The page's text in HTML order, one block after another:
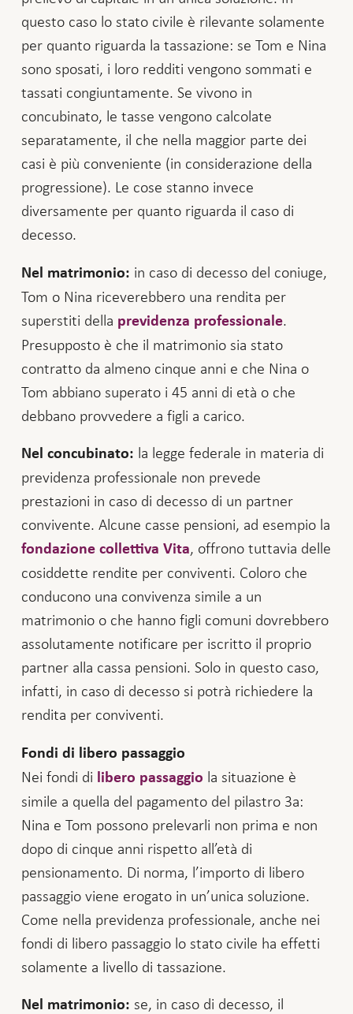
questo caso lo stato civile è rilevante solamente
per quanto riguarda la tassazione: se Tom e Nina
sono sposati, i loro redditi vengono sommati e
tassati congiuntamente. Se vivono in
concubinato, le tasse vengono calcolate
separatamente, il che nella maggior parte dei
casi è più conveniente (in considerazione della
progressione). Le cose stanno invece
diversamente per quanto riguarda il caso di
decesso.
Nel matrimonio: in caso di decesso del coniuge,
Tom o Nina riceverebbero una rendita per
superstiti della previdenza professionale.
Presupposto è che il matrimonio sia stato
contratto da almeno cinque anni e che Nina o
Tom abbiano superato i 45 anni di età o che
debbano provvedere a figli a carico.
Nel concubinato: la legge federale in materia di
previdenza professionale non prevede
prestazioni in caso di decesso di un partner
convivente. Alcune casse pensioni, ad esempio la
fondazione collettiva Vita, offrono tuttavia delle
cosiddette rendite per conviventi. Coloro che
conducono una convivenza simile a un
matrimonio o che hanno figli comuni dovrebbero
assolutamente notificare per iscritto il proprio
partner alla cassa pensioni. Solo in questo caso,
infatti, in caso di decesso si potrà richiedere la
rendita per conviventi.
Fondi di libero passaggio
Nei fondi di libero passaggio la situazione è
simile a quella del pagamento del pilastro 3a:
Nina e Tom possono prelevarli non prima e non
dopo di cinque anni rispetto all’età di
pensionamento. Di norma, l’importo di libero
passaggio viene erogato in un’unica soluzione.
Come nella previdenza professionale, anche nei
fondi di libero passaggio lo stato civile ha effetti
solamente a livello di tassazione.
Nel matrimonio: se, in caso di decesso, il